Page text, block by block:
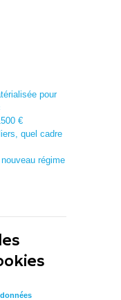
pour
€
quel cadre
régime
données